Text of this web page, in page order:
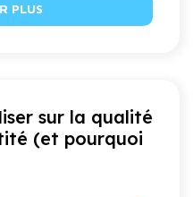
PLUS
sur la qualité
(et pourquoi